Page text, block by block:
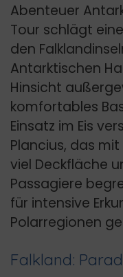
Abenteuer
Tour schlägt
den
Antarktischen
Hinsicht
komfortables
Einsatz im Eis
Plancius, das
viel Deckfläche
Passagiere
für intensive
Polarregionen
Falkland: